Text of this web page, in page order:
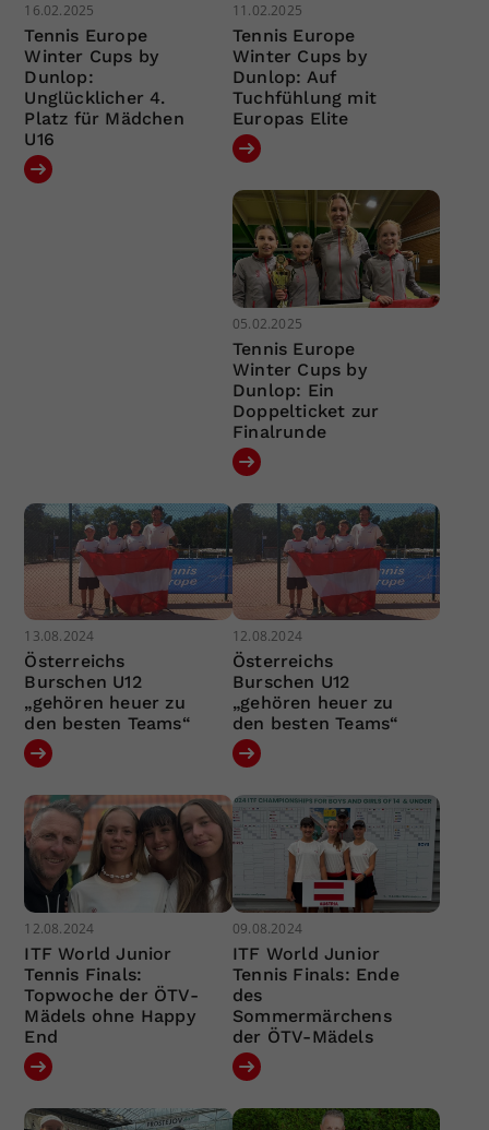
16.02.2025
Tennis Europe
Winter Cups by
Dunlop:
Unglücklicher 4.
Platz für Mädchen
U16
11.02.2025
Tennis Europe
Winter Cups by
Dunlop: Auf
Tuchfühlung mit
Europas Elite
05.02.2025
Tennis Europe
Winter Cups by
Dunlop: Ein
Doppelticket zur
Finalrunde
13.08.2024
Österreichs
Burschen U12
„gehören heuer zu
den besten Teams“
12.08.2024
Österreichs
Burschen U12
„gehören heuer zu
den besten Teams“
12.08.2024
ITF World Junior
Tennis Finals:
Topwoche der ÖTV-
Mädels ohne Happy
End
09.08.2024
ITF World Junior
Tennis Finals: Ende
des
Sommermärchens
der ÖTV-Mädels